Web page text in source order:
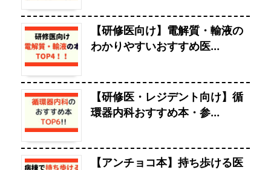
【研修医向け】電解質・輸液の
わかりやすいおすすめ医...
【研修医・レジデント向け】循
環器内科おすすめ本・参...
【アンチョコ本】持ち歩ける医